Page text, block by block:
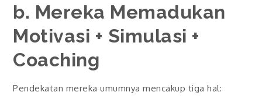
b. Mereka Memadukan
Motivasi + Simulasi +
Coaching
Pendekatan mereka umumnya mencakup tiga hal: